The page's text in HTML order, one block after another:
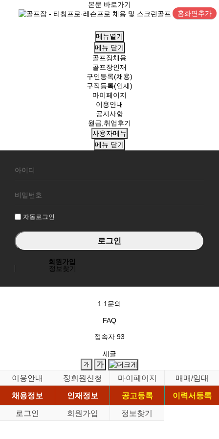
본문 바로가기
홈화면추가
메뉴열기
메뉴 닫기
골프장채용
골프장인재
구인등록(채용)
구직등록(인재)
마이페이지
이용안내
공지사항
월급,취업후기
사용자메뉴
메뉴 닫기
원
그
자동로그인
회원가입
정보찾기
1:1문의
FAQ
접속자 93
새글
이용안내 정회원신청 마이페이지
매매/임대
채용정보
인재정보 공고등록
이력서등록
로그인
회원가입 정보찾기